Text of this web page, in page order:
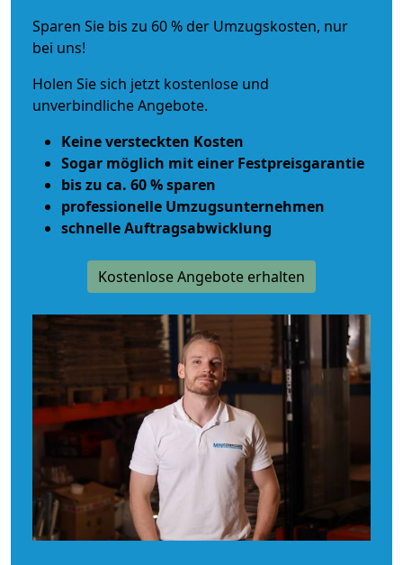
Sparen Sie bis zu 60 % der Umzugskosten, nur
bei uns!
Holen Sie sich jetzt kostenlose und
unverbindliche Angebote.
Keine versteckten Kosten
Sogar möglich mit einer Festpreisgarantie
bis zu ca. 60 % sparen
professionelle Umzugsunternehmen
schnelle Auftragsabwicklung
Kostenlose Angebote erhalten